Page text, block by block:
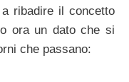
ribadire il concetto
ora un dato che si
che passano: